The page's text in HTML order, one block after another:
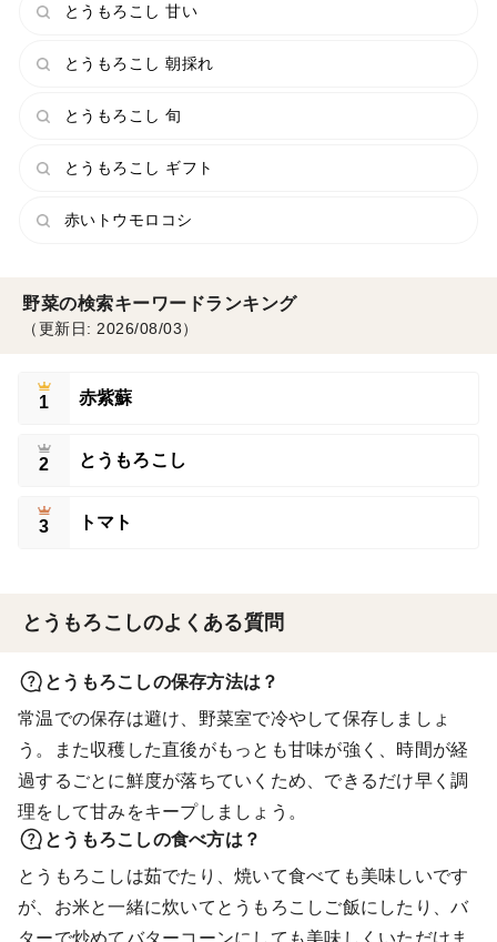
とうもろこし 甘い
とうもろこし 朝採れ
とうもろこし 旬
とうもろこし ギフト
赤いトウモロコシ
野菜の検索キーワードランキング
（更新日: 2026/08/03）
1 赤紫蘇
2 とうもろこし
3 トマト
とうもろこしのよくある質問
とうもろこしの保存方法は？
常温での保存は避け、野菜室で冷やして保存しましょ
う。また収穫した直後がもっとも甘味が強く、時間が経
過するごとに鮮度が落ちていくため、できるだけ早く調
理をして甘みをキープしましょう。
とうもろこしの食べ方は？
とうもろこしは茹でたり、焼いて食べても美味しいです
が、お米と一緒に炊いてとうもろこしご飯にしたり、バ
ターで炒めてバターコーンにしても美味しくいただけま